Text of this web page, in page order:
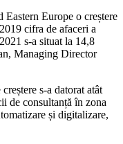
Europe o creștere
cifra de afaceri a
s-a situat la 14,8
Managing Director
s-a datorat atât
de consultanță în zona
și digitalizare,